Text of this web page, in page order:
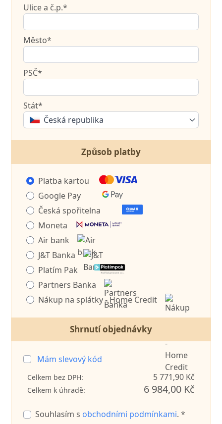
Ulice a č.p.*
Město*
PSČ*
Stát*
Česká republika
Způsob platby
Platba kartou
Google Pay
Česká spořitelna
Moneta
Air bank
J&T Banka
Platím Pak
Partners Banka
Nákup na splátky - Home Credit
Shrnutí objednávky
Mám slevový kód
Celkem bez DPH: 5 771,90 Kč
Celkem k úhradě: 6 984,00 Kč
Souhlasím s obchodními podmínkami. *